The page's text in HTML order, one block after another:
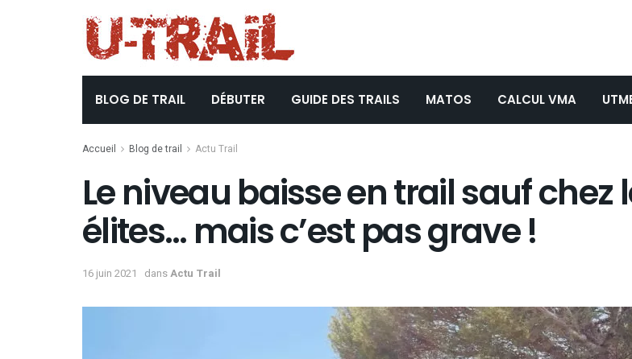
BLOG DE TRAIL DÉBUTER GUIDE DES TRAILS MATOS CALCUL VMA
Accueil Blog de trail Actu Trail
Le niveau baisse en trail sauf chez
élites… mais c’est pas grave !
16 juin 2021 dansActu Trail